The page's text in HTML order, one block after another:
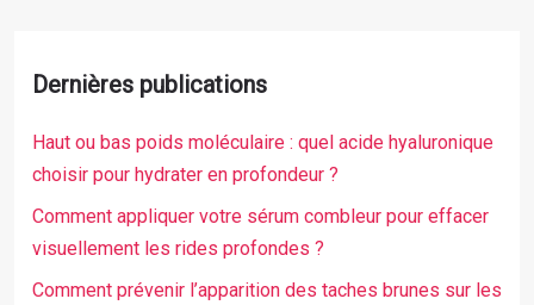
Dernières publications
Haut ou bas poids moléculaire : quel acide hyaluronique
choisir pour hydrater en profondeur ?
Comment appliquer votre sérum combleur pour effacer
visuellement les rides profondes ?
Comment prévenir l’apparition des taches brunes sur les